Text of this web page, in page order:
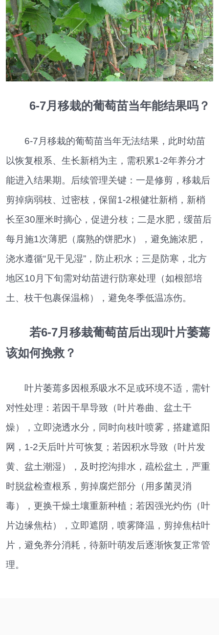
6-7月移栽的葡萄苗当年能结果吗？
6-7月移栽的葡萄苗当年无法结果，此时幼苗
以恢复根系、生长新梢为主，需积累1-2年养分才
能进入结果期。后续管理关键：一是修剪，移栽后
剪掉病弱枝、过密枝，保留1-2根健壮新梢，新梢
长至30厘米时摘心，促进分枝；二是水肥，缓苗后
每月施1次薄肥（腐熟的饼肥水），避免施浓肥，
浇水遵循“见干见湿”，防止积水；三是防寒，北方
地区10月下旬需对幼苗进行防寒处理（如根部培
土、枝干包裹保温棉），避免冬季低温冻伤。
若6-7月移栽葡萄苗后出现叶片萎蔫
该如何挽救？
叶片萎蔫多因根系吸水不足或环境不适，需针
对性处理：若因干旱导致（叶片卷曲、盆土干
燥），立即浇透水分，同时向枝叶喷雾，搭建遮阳
网，1-2天后叶片可恢复；若因积水导致（叶片发
黄、盆土潮湿），及时挖沟排水，疏松盆土，严重
时脱盆检查根系，剪掉腐烂部分（用多菌灵消
毒），更换干燥土壤重新种植；若因强光灼伤（叶
片边缘焦枯），立即遮阴，喷雾降温，剪掉焦枯叶
片，避免养分消耗，待新叶萌发后逐渐恢复正常管
理。